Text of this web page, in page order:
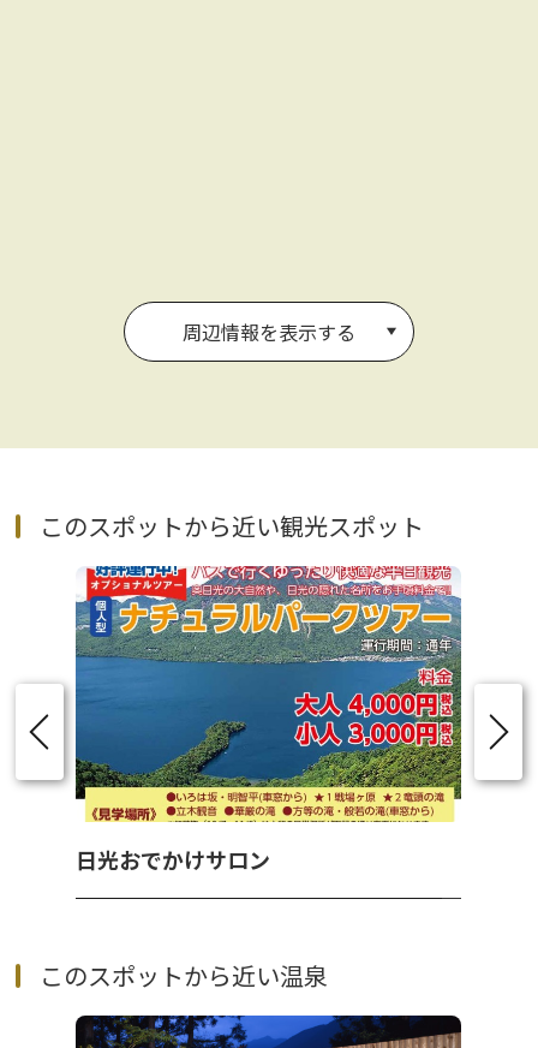
周辺情報を表示する
このスポットから近い観光スポット
日光おでかけサロン
このスポットから近い温泉